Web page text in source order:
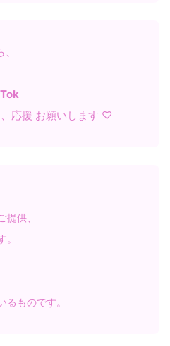
応援 お願いします ♡
提供、
。
るものです。